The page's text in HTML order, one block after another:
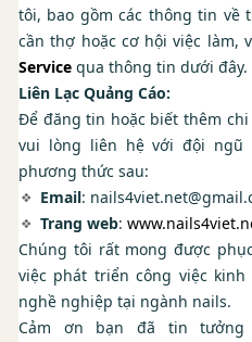
tôi, bao gồm các thông tin về
cần thợ hoặc cơ hội việc làm,
Service qua thông tin dưới đây.
Liên Lạc Quảng Cáo:
Để đăng tin hoặc biết thêm
vui lòng liên hệ với đội ngũ
phương thức sau:
Email:
Trang web:
Chúng tôi rất mong được
việc phát triển công việc
nghề nghiệp tại ngành nails.
Cảm ơn bạn đã tin